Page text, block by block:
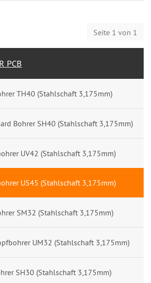
Seite 1 von 1
PCB
TH40 (Stahlschaft 3,175mm)
Bohrer SH40 (Stahlschaft 3,175mm)
UV42 (Stahlschaft 3,175mm)
US45 (Stahlschaft 3,175mm)
SM32 (Stahlschaft 3,175mm)
UM32 (Stahlschaft 3,175mm)
SH30 (Stahlschaft 3,175mm)